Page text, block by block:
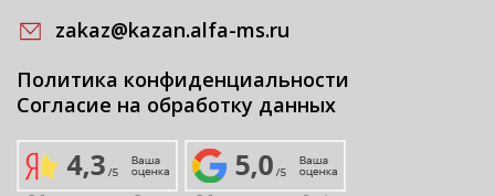
zakaz@kazan.alfa-ms.ru
Политика конфиденциальности
Согласие на обработку данных